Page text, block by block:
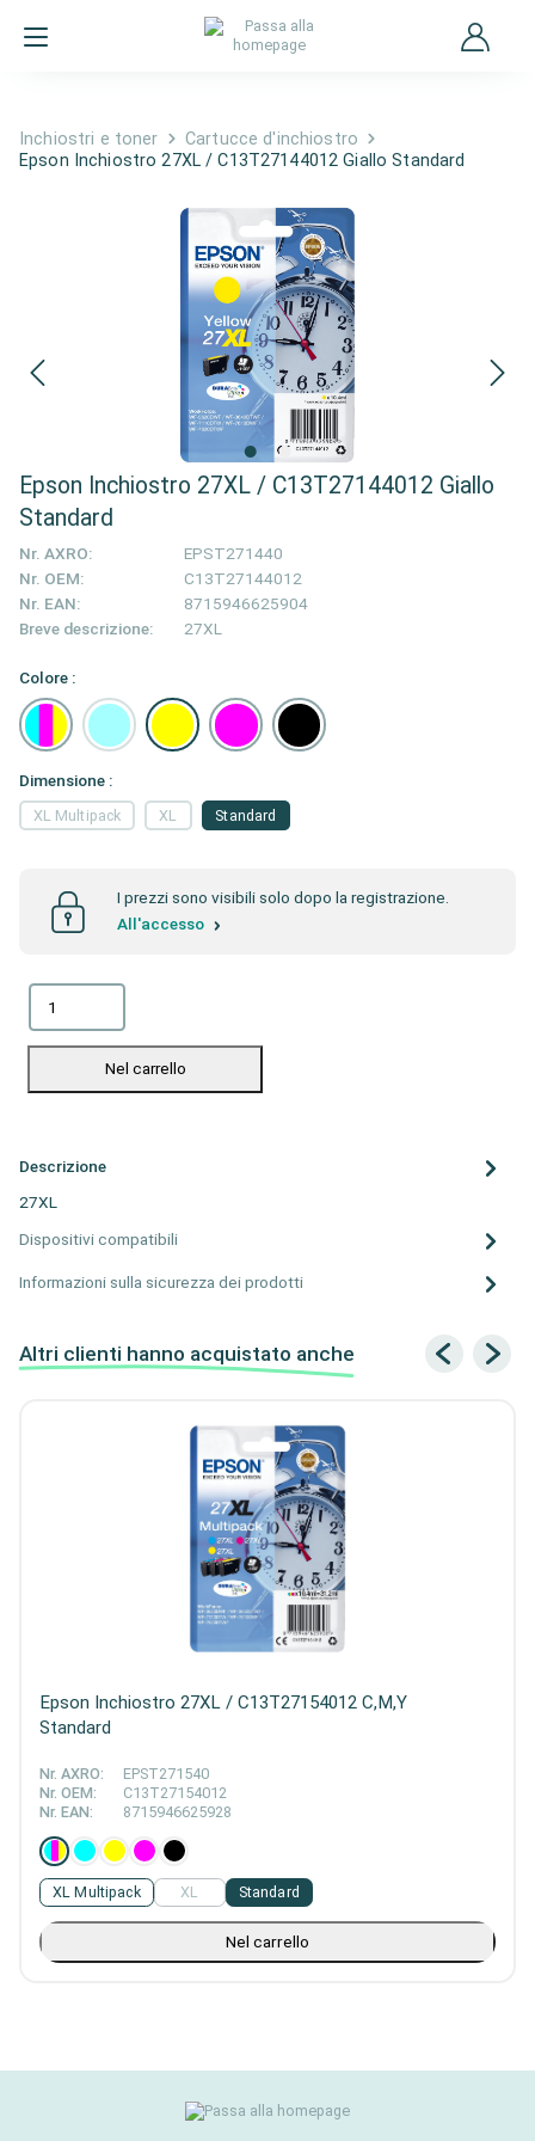
Inchiostri e toner
Cartucce d'inchiostro
Epson Inchiostro 27XL / C13T27144012 Giallo Standard
Epson Inchiostro 27XL / C13T27144012 Giallo
Standard
Nr. AXRO:
EPST271440
Nr. OEM:
C13T27144012
Nr. EAN:
8715946625904
Breve descrizione:
27XL
Colore :
Dimensione :
Standard
XL Multipack XL
I prezzi sono visibili solo dopo la registrazione.
All'accesso
Nel carrello
Descrizione
27XL
Dispositivi compatibili
Informazioni sulla sicurezza dei prodotti
Altri clienti hanno acquistato anche
Epson Inchiostro 27XL / C13T27154012 C,M,Y
Standard
Nr. AXRO:
EPST271540
Nr. OEM:
C13T27154012
Nr. EAN:
8715946625928
Standard
XL Multipack XL
Nel carrello